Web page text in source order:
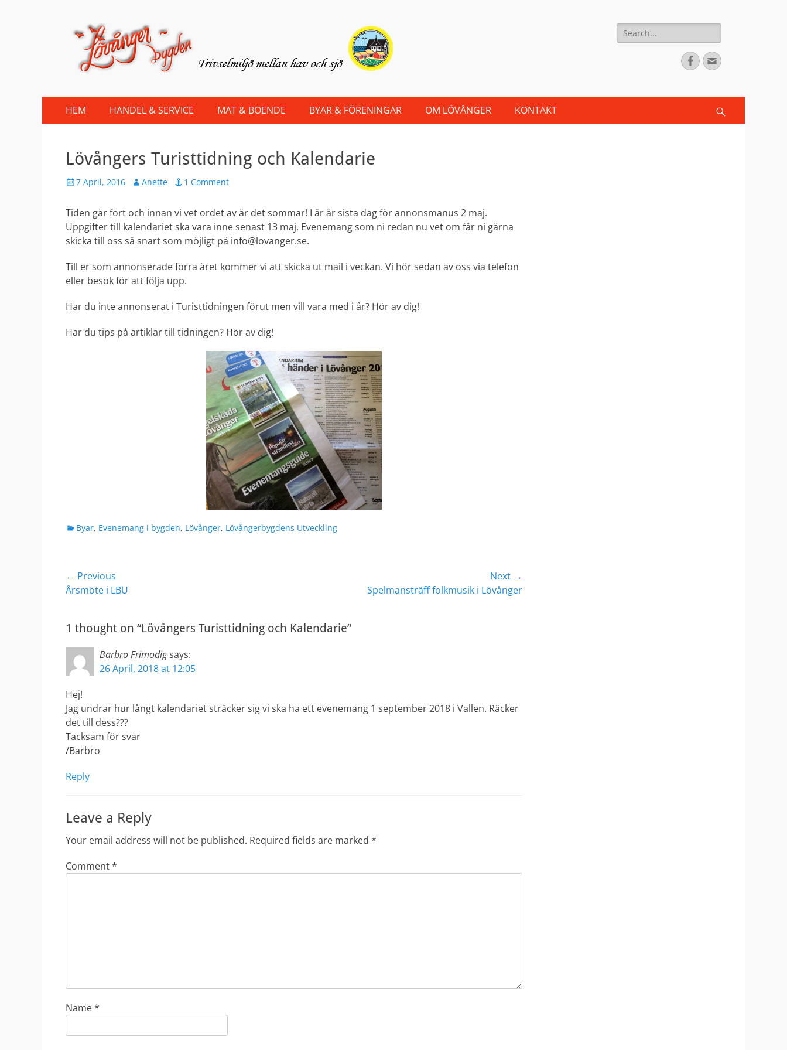
Lovanger.se
Välkommen till Lövånger
Search
for:
Facebook
Email
Primary
Menu
HEM HANDEL & SERVICE MAT & BOENDE BYAR & FÖRENINGAR OM LÖVÅNGER KONTAKT
Lövångers Turisttidning och Kalendarie
Posted
7 April, 2016 Author
Anette 1 Comment
Tiden går fort och innan vi vet ordet av är det sommar! I år är sista dag för annonsmanus 2 maj.
Uppgifter till kalendariet ska vara inne senast 13 maj. Evenemang som ni redan nu vet om får ni gärna
skicka till oss så snart som möjligt på info@lovanger.se.
Till er som annonserade förra året kommer vi att skicka ut mail i veckan. Vi hör sedan av oss via telefon
eller besök för att följa upp.
Har du inte annonserat i Turisttidningen förut men vill vara med i år? Hör av dig!
Har du tips på artiklar till tidningen? Hör av dig!
Categories
Byar, Evenemang i bygden, Lövånger, Lövångerbygdens Utveckling
Post
navigation
← Previous
Previous
Årsmöte i LBU
Next →
Spelmansträff folkmusik i Lövånger
1 thought on “Lövångers Turisttidning och Kalendarie”
Barbro Frimodigsays:
26 April, 2018 at 12:05
Hej!
Jag undrar hur långt kalendariet sträcker sig vi ska ha ett evenemang 1 september 2018 i Vallen. Räcker
det till dess???
Tacksam för svar
/Barbro
Reply
Leave a Reply
Your email address will not be published. Required fields are marked *
Comment*
Name*